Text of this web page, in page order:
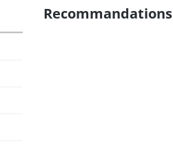
Recommandations